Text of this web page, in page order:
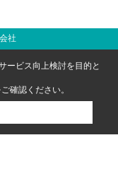
社
ービス向上検討を目的と
ご確認ください。